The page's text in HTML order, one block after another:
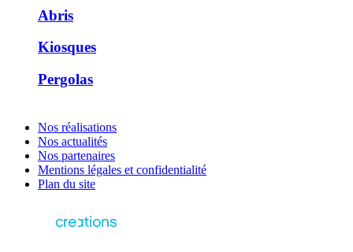
Abris
Kiosques
Pergolas
Nos réalisations
Nos actualités
Nos partenaires
Mentions légales et confidentialité
Plan du site